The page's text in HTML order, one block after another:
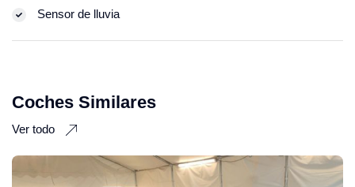
Sensor de lluvia
Coches Similares
Ver todo